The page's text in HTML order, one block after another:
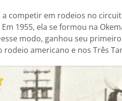
a competir em rodeios no
Em 1955, ela se formou na
modo, ganhou seu
rodeio americano e nos Três